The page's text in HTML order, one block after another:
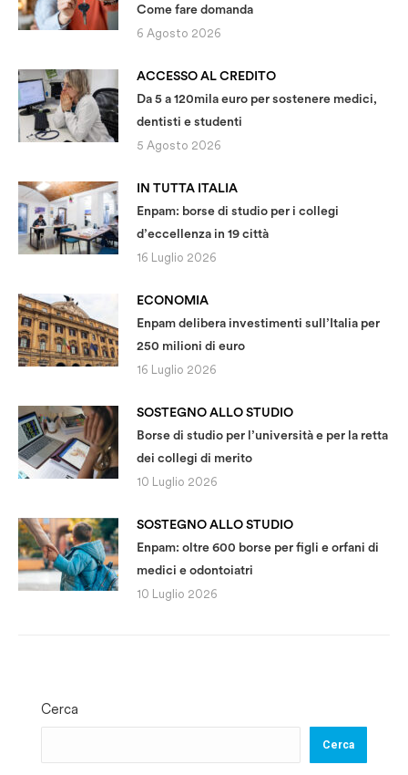
Come fare domanda
6 Agosto 2026
ACCESSO AL CREDITO
Da 5 a 120mila euro per sostenere medici,
dentisti e studenti
5 Agosto 2026
IN TUTTA ITALIA
Enpam: borse di studio per i collegi
d’eccellenza in 19 città
16 Luglio 2026
ECONOMIA
Enpam delibera investimenti sull’Italia per
250 milioni di euro
16 Luglio 2026
SOSTEGNO ALLO STUDIO
Borse di studio per l’università e per la retta
dei collegi di merito
10 Luglio 2026
SOSTEGNO ALLO STUDIO
Enpam: oltre 600 borse per figli e orfani di
medici e odontoiatri
10 Luglio 2026
Cerca
Cerca